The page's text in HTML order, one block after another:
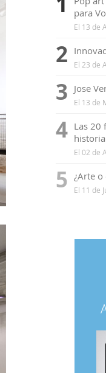
para
El 13 de
2 El 23 de
3 Jose
El 13 de
4 Las 20
historia
El 02 de
5 ¿Arte
El 11 de